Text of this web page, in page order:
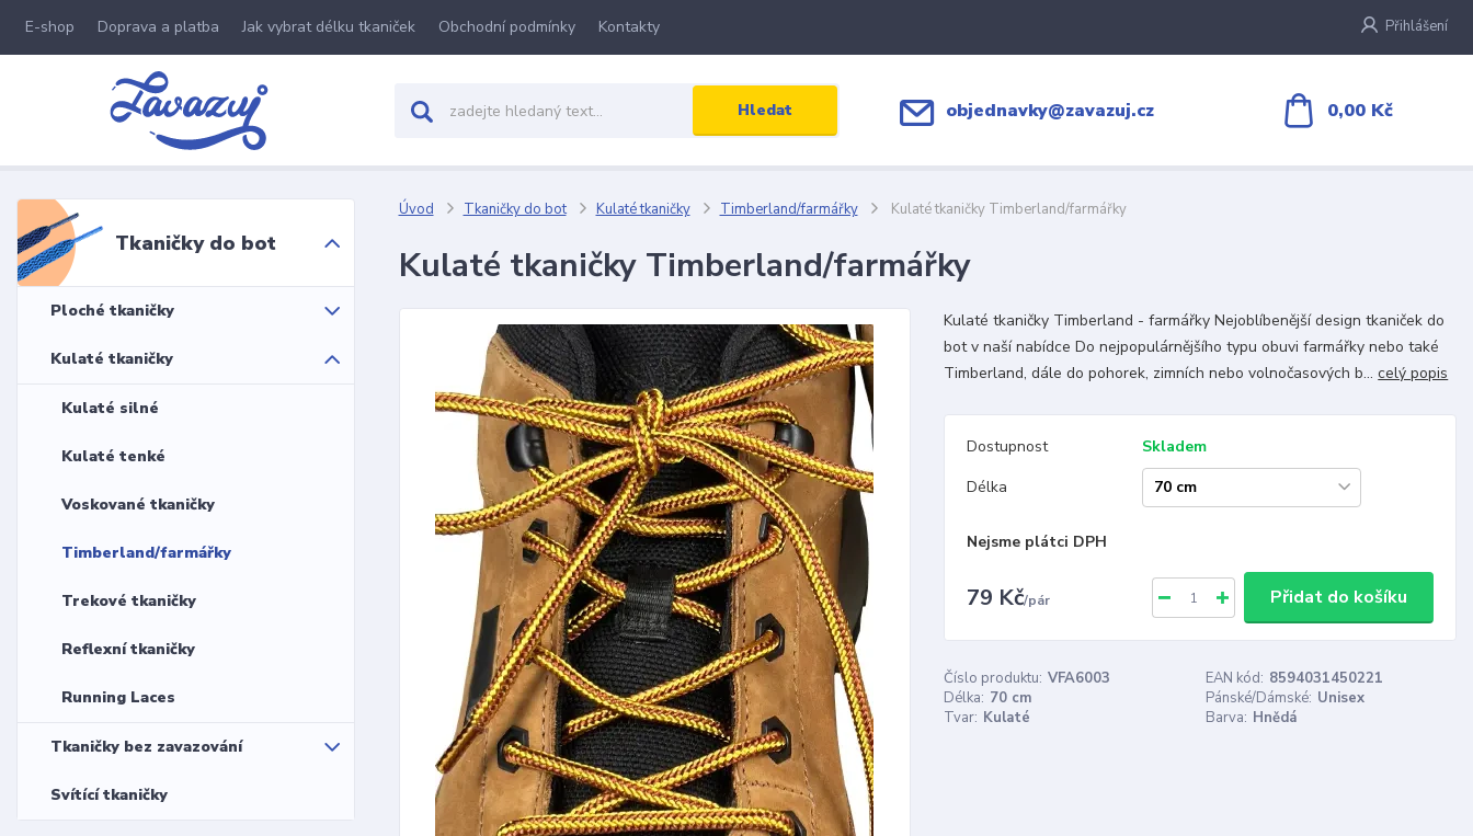
E-shop Doprava a platba Jak vybrat délku tkaniček Obchodní podmínky Kontakty Přihlášení
Hledat objednavky@zavazuj.cz 0,00 Kč
Tkaničky do bot
Ploché tkaničky
Kulaté tkaničky
Kulaté silné
Kulaté tenké
Voskované tkaničky
Timberland/farmářky
Trekové tkaničky
Reflexní tkaničky
Running Laces
Tkaničky bez zavazování
Svítící tkaničky
Úvod Tkaničky do bot Kulaté tkaničky Timberland/farmářky Kulaté tkaničky Timberland/farmářky
Kulaté tkaničky Timberland/farmářky
Kulaté tkaničky Timberland - farmářky Nejoblíbenější design tkaniček do
bot v naší nabídce Do nejpopulárnějšího typu obuvi farmářky nebo také
Timberland, dále do pohorek, zimních nebo volnočasových b...celý popis
Dostupnost
Skladem
Délka
Nejsme plátci DPH
79 Kč/pár Přidat do košíku
Číslo produktu: VFA6003 EAN kód: 8594031450221
Délka: 70 cm Pánské/Dámské: Unisex
Tvar: Kulaté Barva: Hnědá